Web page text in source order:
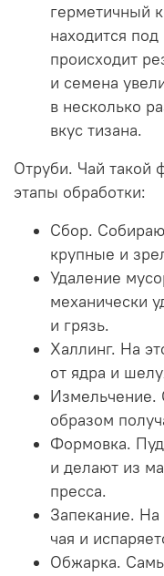
герметичный
находится
происходит
и семена
в несколько
вкус тизана.
Отруби. Чай такой
этапы обработки:
Сбор.
крупные и
Удаление
механически
и грязь.
Халлинг. На
от ядра и
Измельчение.
образом
Формовка.
и делают из
пресса.
Запекание. На
чая и
Обжарка.